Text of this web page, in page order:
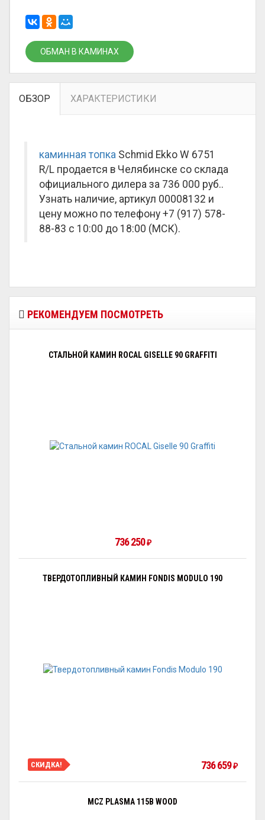
ОБМАН В КАМИНАХ
ОБЗОР ХАРАКТЕРИСТИКИ
каминная топка Schmid Ekko W 6751
R/L продается в Челябинске со склада
официального дилера за 736 000 руб..
Узнать наличие, артикул 00008132 и
цену можно по телефону +7 (917) 578-
88-83 с 10:00 до 18:00 (МСК).
РЕКОМЕНДУЕМ ПОСМОТРЕТЬ
СТАЛЬНОЙ КАМИН ROCAL GISELLE 90 GRAFFITI
736 250 ₽
ТВЕРДОТОПЛИВНЫЙ КАМИН FONDIS MODULO 190
СКИДКА! 736 659 ₽
MCZ PLASMA 115B WOOD